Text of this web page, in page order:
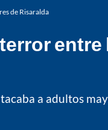
de Risaralda
a adultos